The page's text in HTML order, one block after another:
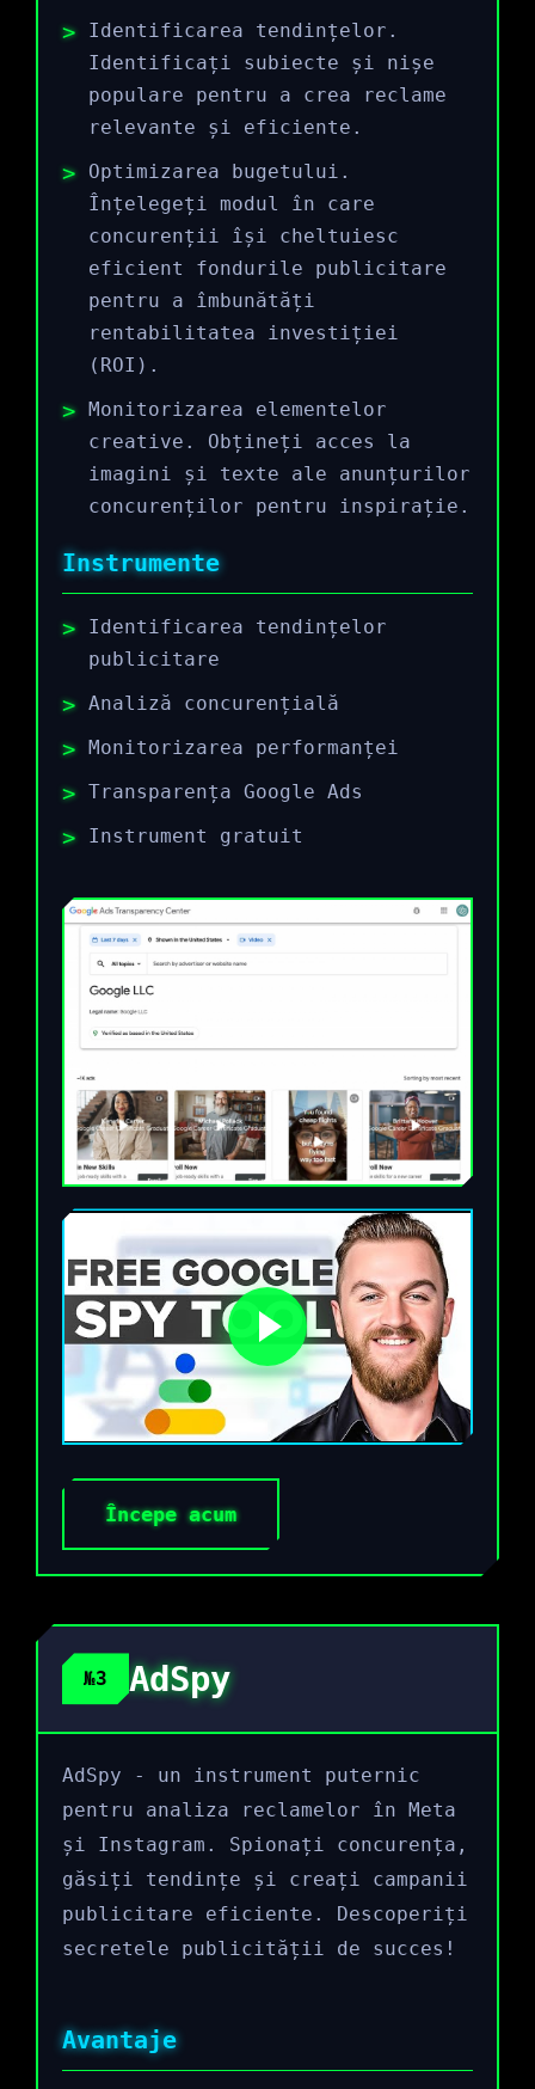
Identificarea tendințelor.
Identificați subiecte și nișe
populare pentru a crea reclame
relevante și eficiente.
Optimizarea bugetului.
Înțelegeți modul în care
concurenții își cheltuiesc
eficient fondurile publicitare
pentru a îmbunătăți
rentabilitatea investiției
(ROI).
Monitorizarea elementelor
creative. Obțineți acces la
imagini și texte ale anunțurilor
concurenților pentru inspirație.
Instrumente
Identificarea tendințelor
publicitare
Analiză concurențială
Monitorizarea performanței
Transparența Google Ads
Instrument gratuit
Începe acum
№3 AdSpy
AdSpy - un instrument puternic
pentru analiza reclamelor în Meta
și Instagram. Spionați concurența,
găsiți tendințe și creați campanii
publicitare eficiente. Descoperiți
secretele publicității de succes!
Avantaje